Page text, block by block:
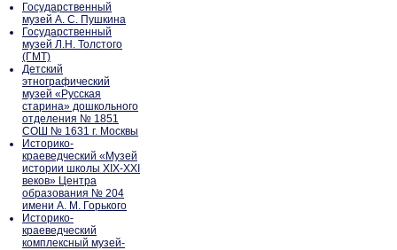
Государственный
музей А. С. Пушкина
Государственный
музей Л.Н. Толстого
(ГМТ)
Детский
этнографический
музей «Русская
старина» дошкольного
отделения № 1851
СОШ № 1631 г. Москвы
Историко-
краеведческий «Музей
истории школы XIX-XXI
веков» Центра
образования № 204
имени А. М. Горького
Историко-
краеведческий
комплексный музей-